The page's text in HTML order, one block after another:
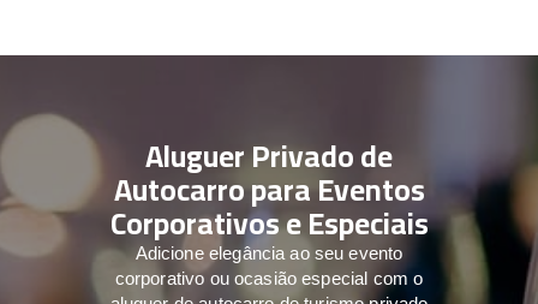
Aluguer Privado de
Autocarro para Eventos
Corporativos e Especiais
Adicione elegância ao seu evento
corporativo ou ocasião especial com o